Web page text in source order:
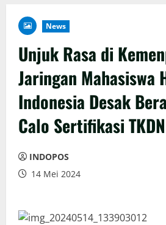
News
Unjuk Rasa di
Jaringan Mahasiswa
Indonesia Desak
Calo Sertifikasi TKDN
INDOPOS
14 Mei 2024